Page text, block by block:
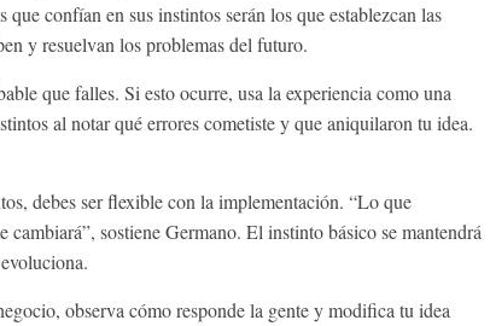
confían en sus instintos serán los que establezcan las
y resuelvan los problemas del futuro.
que falles. Si esto ocurre, usa la experiencia como una
al notar qué errores cometiste y que aniquilaron tu idea.
debes ser flexible con la implementación. “Lo que
cambiará”, sostiene Germano. El instinto básico se mantendrá
observa cómo responde la gente y modifica tu idea